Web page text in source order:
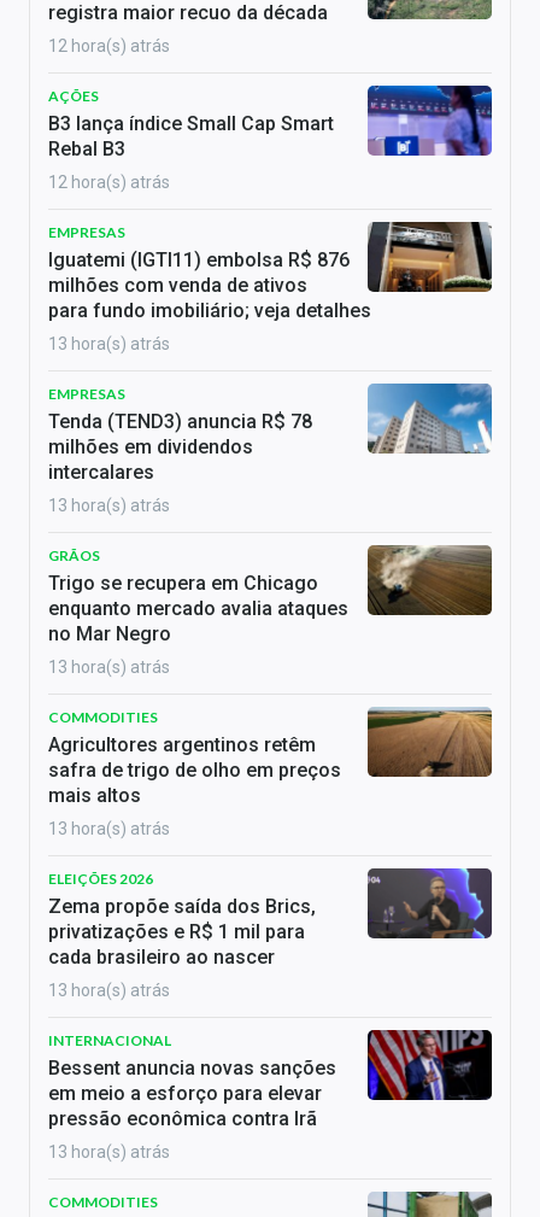
registra maior recuo da década
12 hora(s) atrás
AÇÕES
B3 lança índice Small Cap Smart
Rebal B3
12 hora(s) atrás
EMPRESAS
Iguatemi (IGTI11) embolsa R$ 876
milhões com venda de ativos
para fundo imobiliário; veja detalhes
13 hora(s) atrás
EMPRESAS
Tenda (TEND3) anuncia R$ 78
milhões em dividendos
intercalares
13 hora(s) atrás
GRÃOS
Trigo se recupera em Chicago
enquanto mercado avalia ataques
no Mar Negro
13 hora(s) atrás
COMMODITIES
Agricultores argentinos retêm
safra de trigo de olho em preços
mais altos
13 hora(s) atrás
ELEIÇÕES 2026
Zema propõe saída dos Brics,
privatizações e R$ 1 mil para
cada brasileiro ao nascer
13 hora(s) atrás
INTERNACIONAL
Bessent anuncia novas sanções
em meio a esforço para elevar
pressão econômica contra Irã
13 hora(s) atrás
COMMODITIES